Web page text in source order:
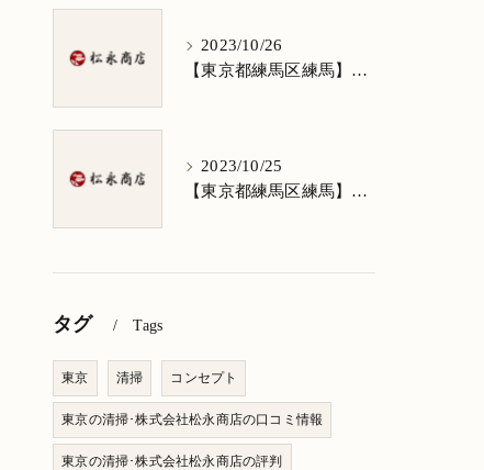
2023/10/26
【東京都練馬区練馬】清掃求人★1日3h/週5日/祝日お休み★南田中在住の方歓迎
2023/10/25
【東京都練馬区練馬】清掃求人★1日3h/週5日/祝日お休み★南大泉在住の方歓迎
タグ Tags
東京 清掃 コンセプト
東京の清掃･株式会社松永商店の口コミ情報
東京の清掃･株式会社松永商店の評判